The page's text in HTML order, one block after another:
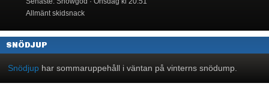
Allmänt skidsnack
SNÖDJUP
Snödjup har sommaruppehåll i väntan på vinterns snödump.